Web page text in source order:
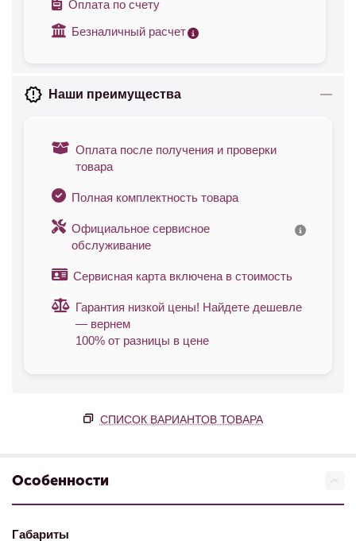
Оплата по счету
Безналичный расчет
Наши преимущества
Оплата после получения и проверки
товара
Полная комплектность товара
Официальное сервисное
обслуживание
Сервисная карта включена в стоимость
Гарантия низкой цены! Найдете дешевле
— вернем
100% от разницы в цене
СПИСОК ВАРИАНТОВ ТОВАРА
Особенности
Габариты